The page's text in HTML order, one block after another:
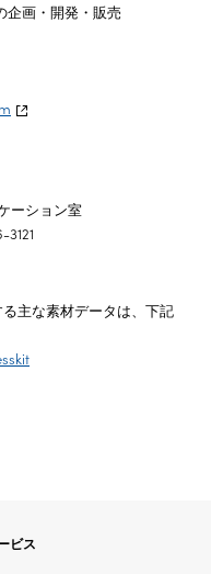
企画・開発・販売
ーション室
主な素材データは、下記
ビス